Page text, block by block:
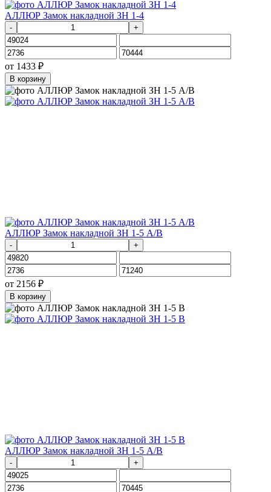
АЛЛЮР Замок накладной ЗН 1-4
- +
от 1433 ₽
В корзину
АЛЛЮР Замок накладной ЗН 1-5 А/В
- +
от 2156 ₽
В корзину
АЛЛЮР Замок накладной ЗН 1-5 А/В
- +